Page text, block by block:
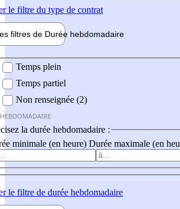
le filtre du type de contrat
filtres de Durée hebdomadaire
Temps plein
Temps partiel
Non renseignée (2)
la durée hebdomadaire :
minimale (en heure) Durée maximale (en
le filtre de durée hebdomadaire